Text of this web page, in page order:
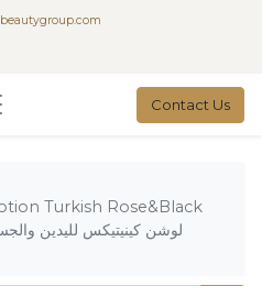
Contact Us
Turkish Rose&Black